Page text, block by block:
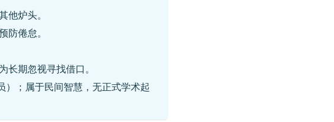
他炉头。
防倦怠。
长期忽视寻找借口。
）；属于民间智慧，无正式学术起